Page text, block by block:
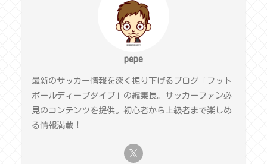
pepe
最新のサッカー情報を深く掘り下げるブログ「フット
ボールディープダイブ」の編集長。サッカーファン必
見のコンテンツを提供。初心者から上級者まで楽しめ
る情報満載！